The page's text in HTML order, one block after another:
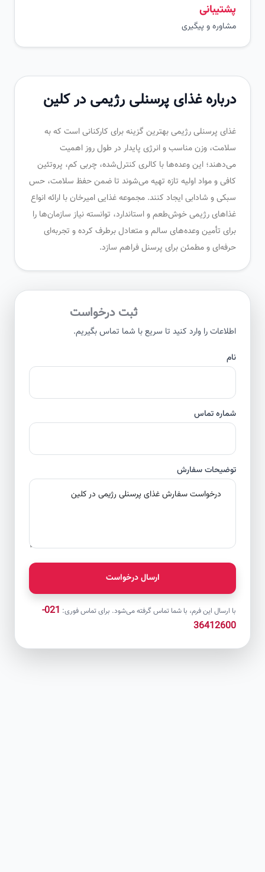
پشتیبانی
مشاوره و پیگیری
درباره غذای پرسنلی رژیمی در کلین
غذای پرسنلی رژیمی بهترین گزینه برای کارکنانی است که به
سلامت، وزن مناسب و انرژی پایدار در طول روز اهمیت
می‌دهند؛ این وعده‌ها با کالری کنترل‌شده، چربی کم، پروتئین
کافی و مواد اولیه تازه تهیه می‌شوند تا ضمن حفظ سلامت، حس
سبکی و شادابی ایجاد کنند. مجموعه غذایی امیرخان با ارائه انواع
غذاهای رژیمی خوش‌طعم و استاندارد، توانسته نیاز سازمان‌ها را
برای تأمین وعده‌های سالم و متعادل برطرف کرده و تجربه‌ای
حرفه‌ای و مطمئن برای پرسنل فراهم سازد.
ثبت درخواست
اطلاعات را وارد کنید تا سریع با شما تماس بگیریم.
شماره تماس
توضیحات سفارش
ارسال درخواست
با ارسال این فرم، با شما تماس گرفته می‌شود. برای تماس فوری:
021-
36412600